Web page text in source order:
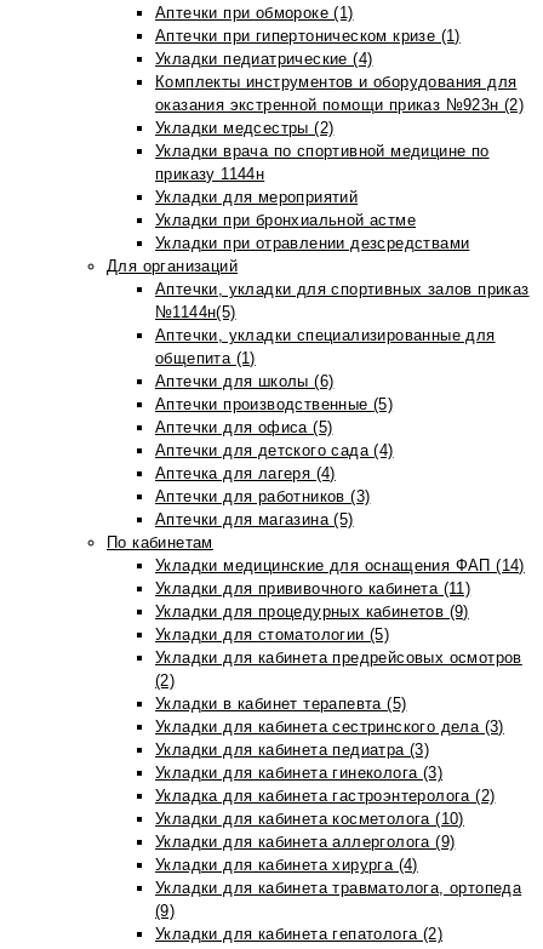
Аптечки при обмороке (1)
Аптечки при гипертоническом кризе (1)
Укладки педиатрические (4)
Комплекты инструментов и оборудования для
оказания экстренной помощи приказ №923н (2)
Укладки медсестры (2)
Укладки врача по спортивной медицине по
приказу 1144н
Укладки для мероприятий
Укладки при бронхиальной астме
Укладки при отравлении дезсредствами
Для организаций
Аптечки, укладки для спортивных залов приказ
№1144н(5)
Аптечки, укладки специализированные для
общепита (1)
Аптечки для школы (6)
Аптечки производственные (5)
Аптечки для офиса (5)
Аптечки для детского сада (4)
Аптечка для лагеря (4)
Аптечки для работников (3)
Аптечки для магазина (5)
По кабинетам
Укладки медицинские для оснащения ФАП (14)
Укладки для прививочного кабинета (11)
Укладки для процедурных кабинетов (9)
Укладки для стоматологии (5)
Укладки для кабинета предрейсовых осмотров
(2)
Укладки в кабинет терапевта (5)
Укладки для кабинета сестринского дела (3)
Укладки для кабинета педиатра (3)
Укладки для кабинета гинеколога (3)
Укладка для кабинета гастроэнтеролога (2)
Укладки для кабинета косметолога (10)
Укладки для кабинета аллерголога (9)
Укладки для кабинета хирурга (4)
Укладки для кабинета травматолога, ортопеда
(9)
Укладки для кабинета гепатолога (2)